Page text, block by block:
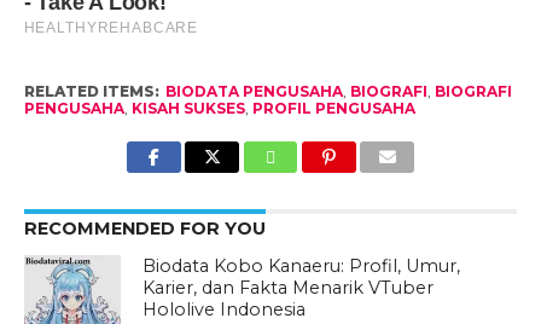
RELATED ITEMS: BIODATA PENGUSAHA, BIOGRAFI BIOGRAFI
PENGUSAHA, KISAH SUKSES, PROFIL PENGUSAHA
RECOMMENDED FOR YOU
Biodata Kobo Kanaeru: Profil, Umur,
Karier, dan Fakta Menarik VTuber
Hololive Indonesia